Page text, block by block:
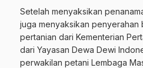
Setelah menyaksikan
juga menyaksikan penyerahan
pertanian dari Kementerian
dari Yayasan Dewa Dewi
perwakilan petani Lembaga